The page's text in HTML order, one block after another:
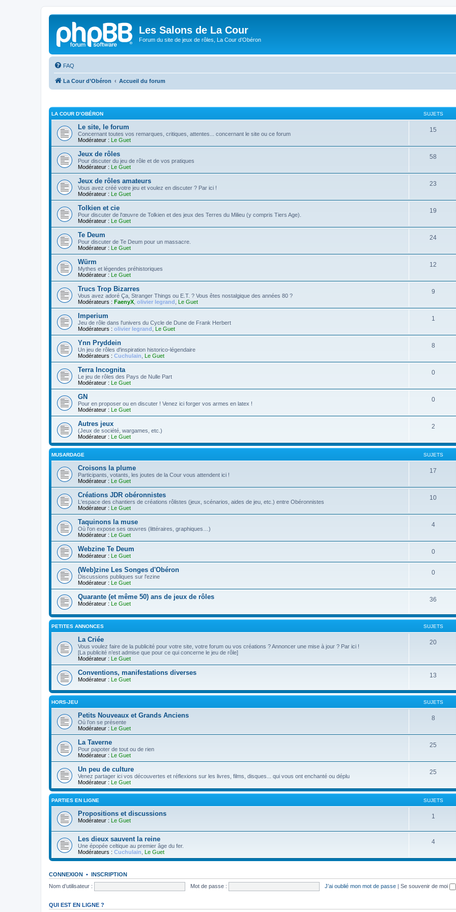
Les Salons de La Cour
Forum du site de jeux de rôles, La Cour d’Obéron
FAQ
La Cour d’Obéron Accueil du forum
LA COUR D’OBÉRON SUJETS
Le site, le forum
Concernant toutes vos remarques, critiques, attentes... concernant le site ou ce forum
Modérateur : Le Guet
15
Jeux de rôles
Pour discuter du jeu de rôle et de vos pratiques
Modérateur : Le Guet
58
Jeux de rôles amateurs
Vous avez créé votre jeu et voulez en discuter ? Par ici !
Modérateur : Le Guet
23
Tolkien et cie
Pour discuter de l'œuvre de Tolkien et des jeux des Terres du Milieu (y compris Tiers Age).
Modérateur : Le Guet
19
Te Deum
Pour discuter de Te Deum pour un massacre.
Modérateur : Le Guet
24
Würm
Mythes et légendes préhistoriques
Modérateur : Le Guet
12
Trucs Trop Bizarres
Vous avez adoré Ça, Stranger Things ou E.T. ? Vous êtes nostalgique des années 80 ?
Modérateurs : FaenyX olivier legrand Le Guet
9
Imperium
Jeu de rôle dans l'univers du Cycle de Dune de Frank Herbert
Modérateurs : olivier legrand Le Guet
1
Ynn Pryddein
Un jeu de rôles d'inspiration historico-légendaire
Modérateurs : Cuchulain Le Guet
8
Terra Incognita
Le jeu de rôles des Pays de Nulle Part
Modérateur : Le Guet
0
GN
Pour en proposer ou en discuter ! Venez ici forger vos armes en latex !
Modérateur : Le Guet
0
Autres jeux
(Jeux de société, wargames, etc.)
Modérateur : Le Guet
2
MUSARDAGE SUJETS
Croisons la plume
Participants, votants, les joutes de la Cour vous attendent ici !
Modérateur : Le Guet
17
Créations JDR obéronnistes
L'espace des chantiers de créations rôlistes (jeux, scénarios, aides de jeu, etc.) entre Obéronnistes
Modérateur : Le Guet
10
Taquinons la muse
Où l'on expose ses œuvres (littéraires, graphiques…)
Modérateur : Le Guet
4
Webzine Te Deum
Modérateur : Le Guet
0
(Web)zine Les Songes d'Obéron
Discussions publiques sur l'ezine
Modérateur : Le Guet
0
Quarante (et même 50) ans de jeux de rôles
Modérateur : Le Guet
36
PETITES ANNONCES SUJETS
La Criée
Vous voulez faire de la publicité pour votre site, votre forum ou vos créations ? Annoncer une mise à jour ? Par ici !
[La publicité n’est admise que pour ce qui concerne le jeu de rôle]
Modérateur : Le Guet
20
Conventions, manifestations diverses
Modérateur : Le Guet
13
HORS-JEU SUJETS
Petits Nouveaux et Grands Anciens
Où l’on se présente
Modérateur : Le Guet
8
La Taverne
Pour papoter de tout ou de rien
Modérateur : Le Guet
25
Un peu de culture
Venez partager ici vos découvertes et réflexions sur les livres, films, disques... qui vous ont enchanté ou déplu
Modérateur : Le Guet
25
PARTIES EN LIGNE SUJETS
Propositions et discussions
Modérateur : Le Guet
1
Les dieux sauvent la reine
Une épopée celtique au premier âge du fer.
Modérateurs : Cuchulain Le Guet
4
CONNEXION • INSCRIPTION
Nom d’utilisateur :
Mot de passe : J’ai oublié mon mot de passe | Se souvenir de moi
QUI EST EN LIGNE ?